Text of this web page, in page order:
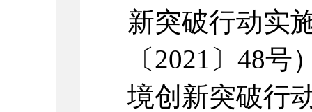
新突破行动实
〔2021〕48
境创新突破行